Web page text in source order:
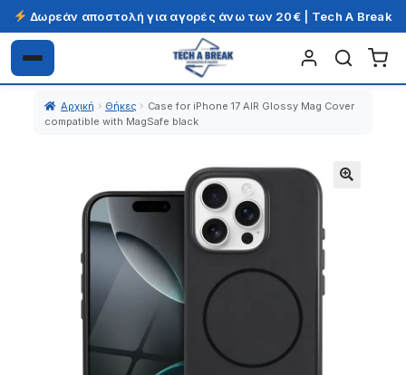
Δωρεάν αποστολή για αγορές άνω των 20€ | Tech A Break
Απευθείας
μετάβαση
πλοήγηση
Μετάβαση
σε
περιεχόμενο
Αρχική Θήκες
Case for iPhone 17 AIR Glossy Mag Cover
compatible with MagSafe black